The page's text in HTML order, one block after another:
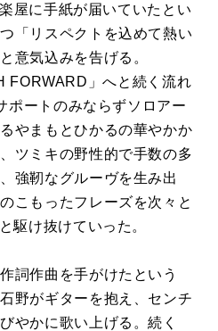
屋に手紙が届いていたとい
「リスペクトを込めて熱い
意気込みを告げる。
FORWARD」へと続く流れ
ポートのみならずソロアー
やまもとひかるの華やかか
ツミキの野性的で手数の多
強靭なグルーヴを生み出
こもったフレーズを次々と
駆け抜けていった。
詞作曲を手がけたという
野がギターを抱え、センチ
やかに歌い上げる。続く